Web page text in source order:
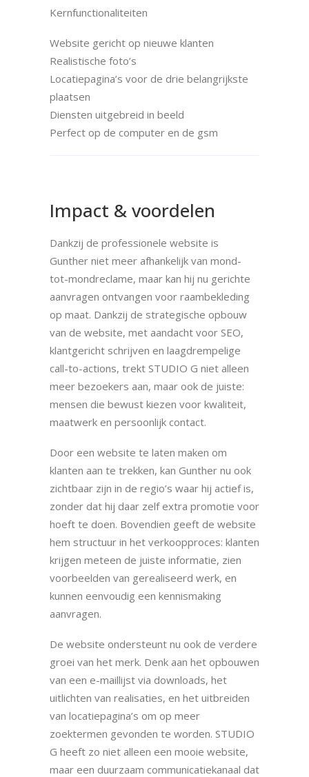
Kernfunctionaliteiten
Website gericht op nieuwe klanten
Realistische foto’s
Locatiepagina’s voor de drie belangrijkste
plaatsen
Diensten uitgebreid in beeld
Perfect op de computer en de gsm
Impact & voordelen
Dankzij de professionele website is
Gunther niet meer afhankelijk van mond-
tot-mondreclame, maar kan hij nu gerichte
aanvragen ontvangen voor raambekleding
op maat. Dankzij de strategische opbouw
van de website, met aandacht voor SEO,
klantgericht schrijven en laagdrempelige
call-to-actions, trekt STUDIO G niet alleen
meer bezoekers aan, maar ook de juiste:
mensen die bewust kiezen voor kwaliteit,
maatwerk en persoonlijk contact.
Door een website te laten maken om
klanten aan te trekken, kan Gunther nu ook
zichtbaar zijn in de regio’s waar hij actief is,
zonder dat hij daar zelf extra promotie voor
hoeft te doen. Bovendien geeft de website
hem structuur in het verkoopproces: klanten
krijgen meteen de juiste informatie, zien
voorbeelden van gerealiseerd werk, en
kunnen eenvoudig een kennismaking
aanvragen.
De website ondersteunt nu ook de verdere
groei van het merk. Denk aan het opbouwen
van een e-maillijst via downloads, het
uitlichten van realisaties, en het uitbreiden
van locatiepagina’s om op meer
zoektermen gevonden te worden. STUDIO
G heeft zo niet alleen een mooie website,
maar een duurzaam communicatiekanaal dat